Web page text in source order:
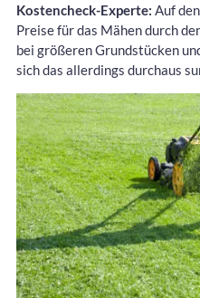
Kostencheck-Experte: Auf
Preise für das Mähen durch
bei größeren Grundstücken
sich das allerdings durchaus